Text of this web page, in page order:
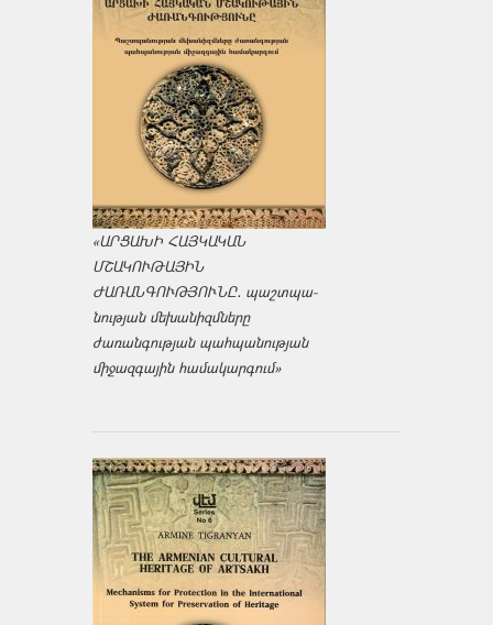
«ԱՐՑԱԽԻ ՀԱՅԿԱԿԱՆ
ՄՇԱԿՈՒԹԱՅԻՆ
ԺԱՌԱՆԳՈՒԹՅՈՒՆԸ․ պաշտպա­
նության մեխանիզմները
ժառանգության պահպանության
միջազ­գային համակարգում»